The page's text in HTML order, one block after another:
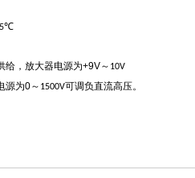
℃
给，放大器电源为+9V～ 10V
源为0～ 1500V可调负直流高压。